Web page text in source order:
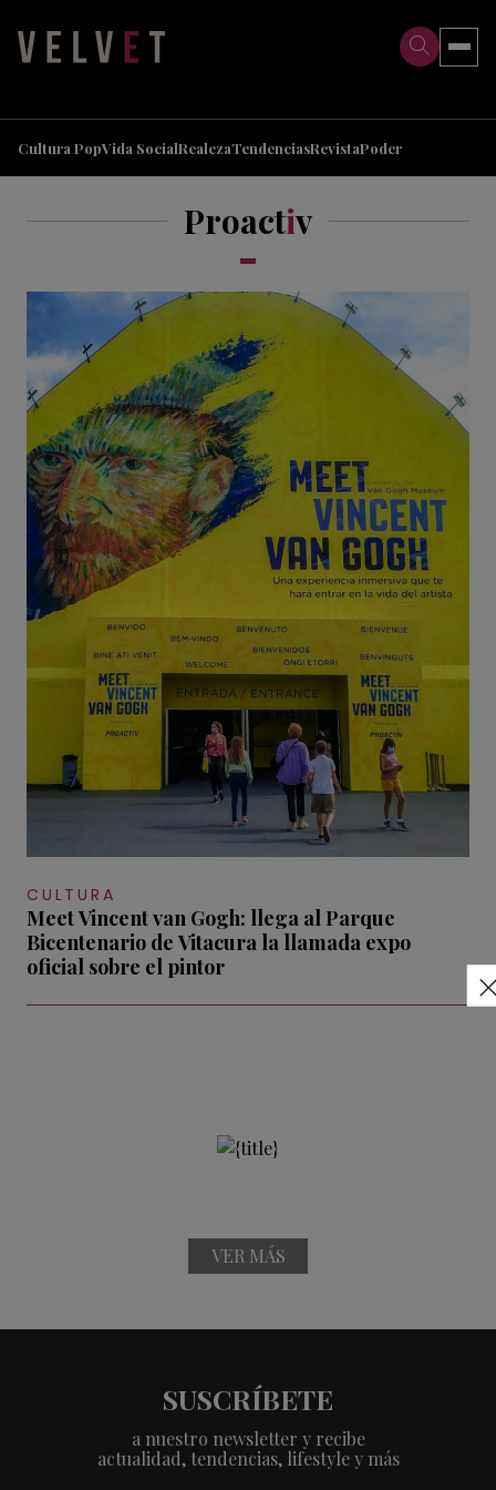
Cultura PopVida SocialRealezaTendenciasRevistaPoder
Proactiv
CULTURA
Meet Vincent van Gogh: llega al Parque
Bicentenario de Vitacura la llamada expo
oficial sobre el pintor
VER MÁS
SUSCRÍBETE
a nuestro newsletter y recibe
actualidad, tendencias, lifestyle y más